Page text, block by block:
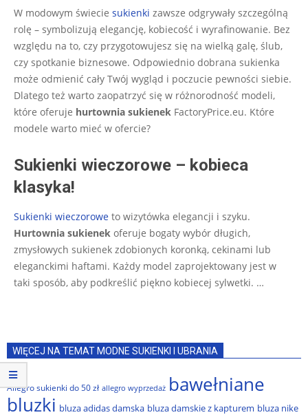
07-
19
W modowym świecie sukienki zawsze odgrywały szczególną
rolę – symbolizują elegancję, kobiecość i wyrafinowanie. Bez
względu na to, czy przygotowujesz się na wielką galę, ślub,
czy spotkanie biznesowe. Odpowiednio dobrana sukienka
może odmienić cały Twój wygląd i poczucie pewności siebie.
Dlatego też warto zaopatrzyć się w różnorodność modeli,
które oferuje hurtownia sukienek FactoryPrice.eu. Które
modele warto mieć w ofercie?
Sukienki wieczorowe – kobieca
klasyka!
Sukienki wieczorowe to wizytówka elegancji i szyku.
Hurtownia sukienek oferuje bogaty wybór długich,
zmysłowych sukienek zdobionych koronką, cekinami lub
eleganckimi haftami. Każdy model zaprojektowany jest w
taki sposób, aby podkreślić piękno kobiecej sylwetki. …
WIĘCEJ NA TEMAT MODNE SUKIENKI I UBRANIA
Allegro sukienki do 50 zł allegro wyprzedaż bawełniane
bluzki bluza adidas damska bluza damskie z kapturem bluza nike